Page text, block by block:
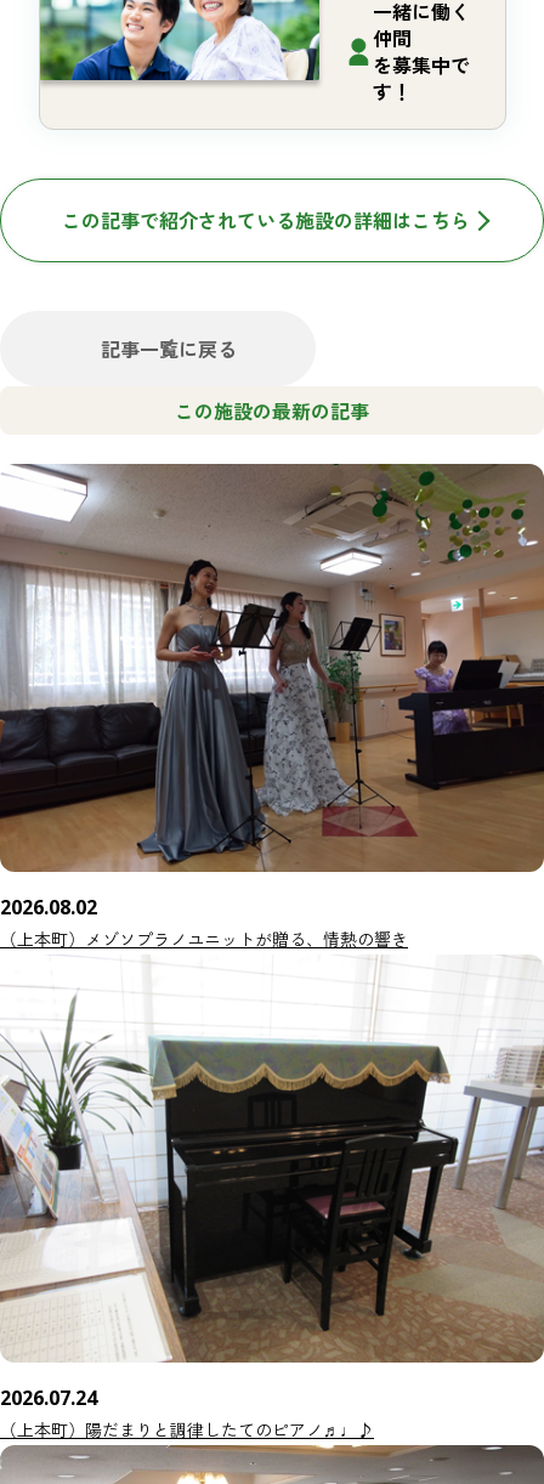
一緒に働く
仲間
を募集中で
す！
この記事で紹介されている施設の詳細はこちら
記事一覧に戻る
この施設の最新の記事
2026.08.02
（上本町）メゾソプラノユニットが贈る、情熱の響き
2026.07.24
（上本町）陽だまりと調律したてのピアノ♬♩♪